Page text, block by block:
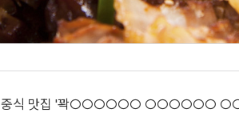
서 중식 맛집 '꽉○○○○○○ ○○○○○○ ○○'